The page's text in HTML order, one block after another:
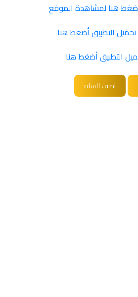
هنا لمشاهدة الموقع
تحميل التطبيق أضغط هنا
التطبيق أضغط هنا
اضف للسلة